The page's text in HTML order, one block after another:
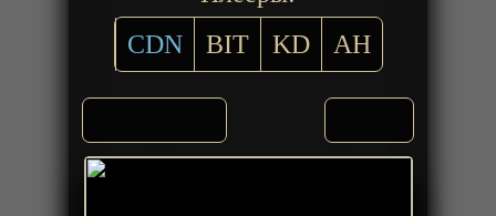
CDN
BIT KD AH